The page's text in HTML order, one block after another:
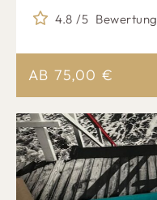
4.8 /5 Bewertung
AB 75,00 €